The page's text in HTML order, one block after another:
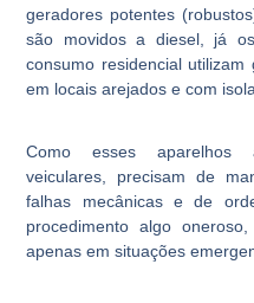
geradores potentes
são movidos a diesel, já
consumo residencial
em locais arejados e com
Como esses aparelhos
veiculares, precisam de
falhas mecânicas e de
procedimento algo
apenas em situações